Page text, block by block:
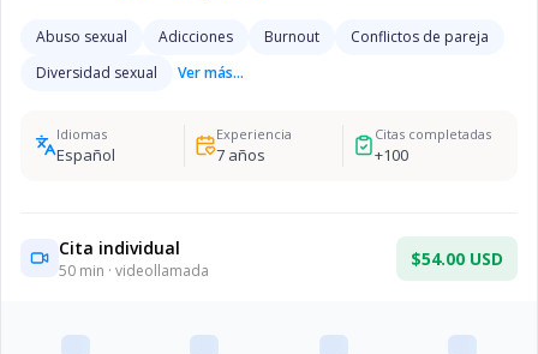
Abuso sexual Adicciones Burnout
Conflictos de pareja
Diversidad sexual
Ver más...
Idiomas
Español
Experiencia
7años
Citas completadas
+100
Cita individual
50 min · videollamada
$54.00 USD